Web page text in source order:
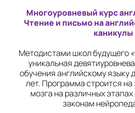
на Садовом
Санкт-
ЖК Лондон Парк
в Кронштадте
Снежинск
в Снежинске
Многоуровневый курс
Чтение и письмо на
каникулы
Методистами школ будущего
уникальная
обучения английскому языку
лет. Программа строится на
мозга на различных
законам